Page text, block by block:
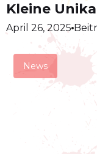
Kleine
April 26, 2025
News